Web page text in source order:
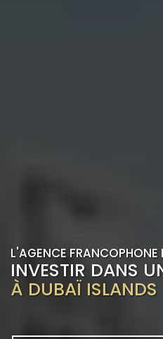
L'AGENCE FRANCOPHONE
INVESTIR DANS
À DUBAÏ ISLANDS